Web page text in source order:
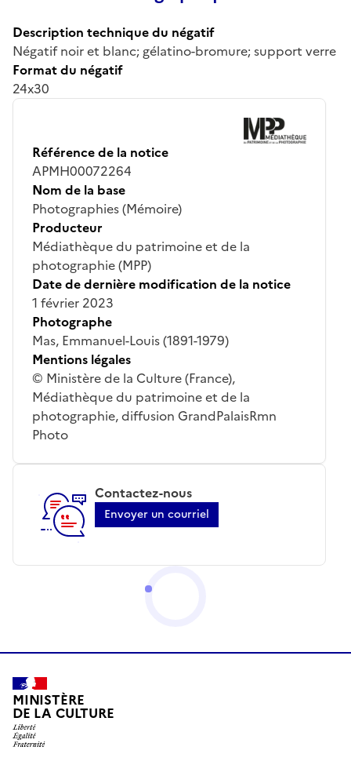
Description technique du négatif
Négatif noir et blanc; gélatino-bromure; support verre
Format du négatif
24x30
Référence de la notice
APMH00072264
Nom de la base
Photographies (Mémoire)
Producteur
Médiathèque du patrimoine et de la
photographie (MPP)
Date de dernière modification de la notice
1 février 2023
Photographe
Mas, Emmanuel-Louis (1891-1979)
Mentions légales
© Ministère de la Culture (France),
Médiathèque du patrimoine et de la
photographie, diffusion GrandPalaisRmn
Photo
Contactez-nous
Envoyer un courriel
MINISTÈRE
DE LA CULTURE